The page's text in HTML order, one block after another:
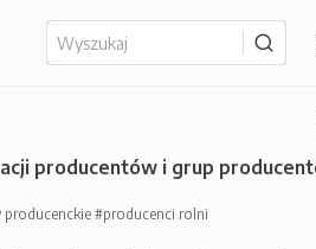
producentów i grup
producenckie#producenci rolni